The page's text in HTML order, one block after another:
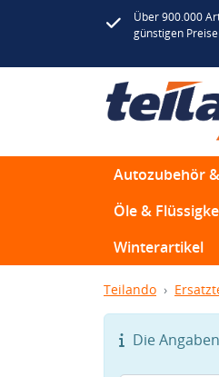
Über 900.000
günstigen
Autozubehör
Öle &
Winterartikel
Teilando
Die